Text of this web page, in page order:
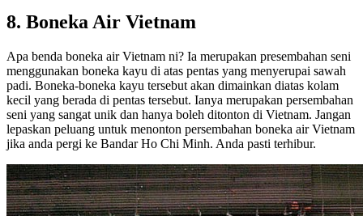
8. Boneka Air Vietnam
Apa benda boneka air Vietnam ni? Ia merupakan presembahan seni
menggunakan boneka kayu di atas pentas yang menyerupai sawah
padi. Boneka-boneka kayu tersebut akan dimainkan diatas kolam
kecil yang berada di pentas tersebut. Ianya merupakan persembahan
seni yang sangat unik dan hanya boleh ditonton di Vietnam. Jangan
lepaskan peluang untuk menonton persembahan boneka air Vietnam
jika anda pergi ke Bandar Ho Chi Minh. Anda pasti terhibur.